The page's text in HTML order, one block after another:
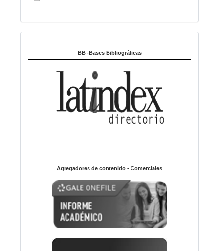
BB -Bases Bibliográficas
Agregadores de contenido - Comerciales